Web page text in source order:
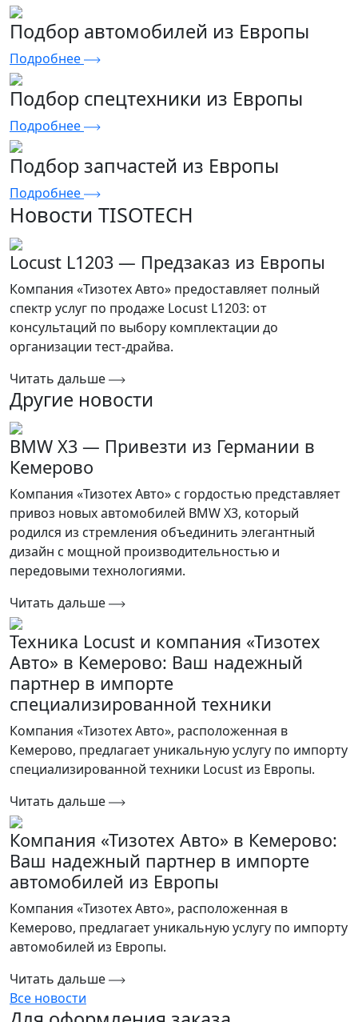
Подбор автомобилей из Европы
Подробнее
Подбор спецтехники из Европы
Подробнее
Подбор запчастей из Европы
Подробнее
Новости TISOTECH
Locust L1203 — Предзаказ из Европы
Компания «Тизотех Авто» предоставляет полный
спектр услуг по продаже Locust L1203: от
консультаций по выбору комплектации до
организации тест-драйва.
Читать дальше
Другие новости
BMW X3 — Привезти из Германии в
Кемерово
Компания «Тизотех Авто» с гордостью представляет
привоз новых автомобилей BMW X3, который
родился из стремления объединить элегантный
дизайн с мощной производительностью и
передовыми технологиями.
Читать дальше
Техника Locust и компания «Тизотех
Авто» в Кемерово: Ваш надежный
партнер в импорте
специализированной техники
Компания «Тизотех Авто», расположенная в
Кемерово, предлагает уникальную услугу по импорту
специализированной техники Locust из Европы.
Читать дальше
Компания «Тизотех Авто» в Кемерово:
Ваш надежный партнер в импорте
автомобилей из Европы
Компания «Тизотех Авто», расположенная в
Кемерово, предлагает уникальную услугу по импорту
автомобилей из Европы.
Читать дальше
Все новости